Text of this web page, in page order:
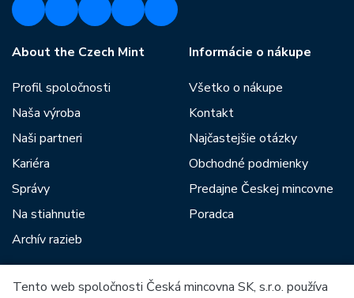
About the Czech Mint
Profil spoločnosti
Naša výroba
Naši partneri
Kariéra
Správy
Na stiahnutie
Archív razieb
Informácie o nákupe
Všetko o nákupe
Kontakt
Najčastejšie otázky
Obchodné podmienky
Predajne Českej mincovne
Poradca
Medzi našich partnerov patria:
Tento web spoločnosti Česká mincovna SK, s.r.o. používa